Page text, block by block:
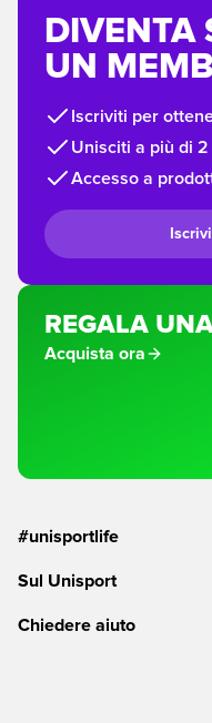
DIVENTA
UN
Iscriviti per
Unisciti a più di
Accesso a
REGALA
Acquista ora
#unisportlife
Sul Unisport
Chiedere aiuto